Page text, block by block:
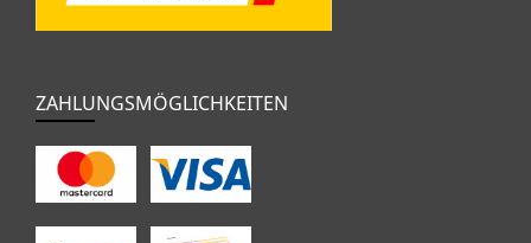
ZAHLUNGSMÖGLICHKEITEN